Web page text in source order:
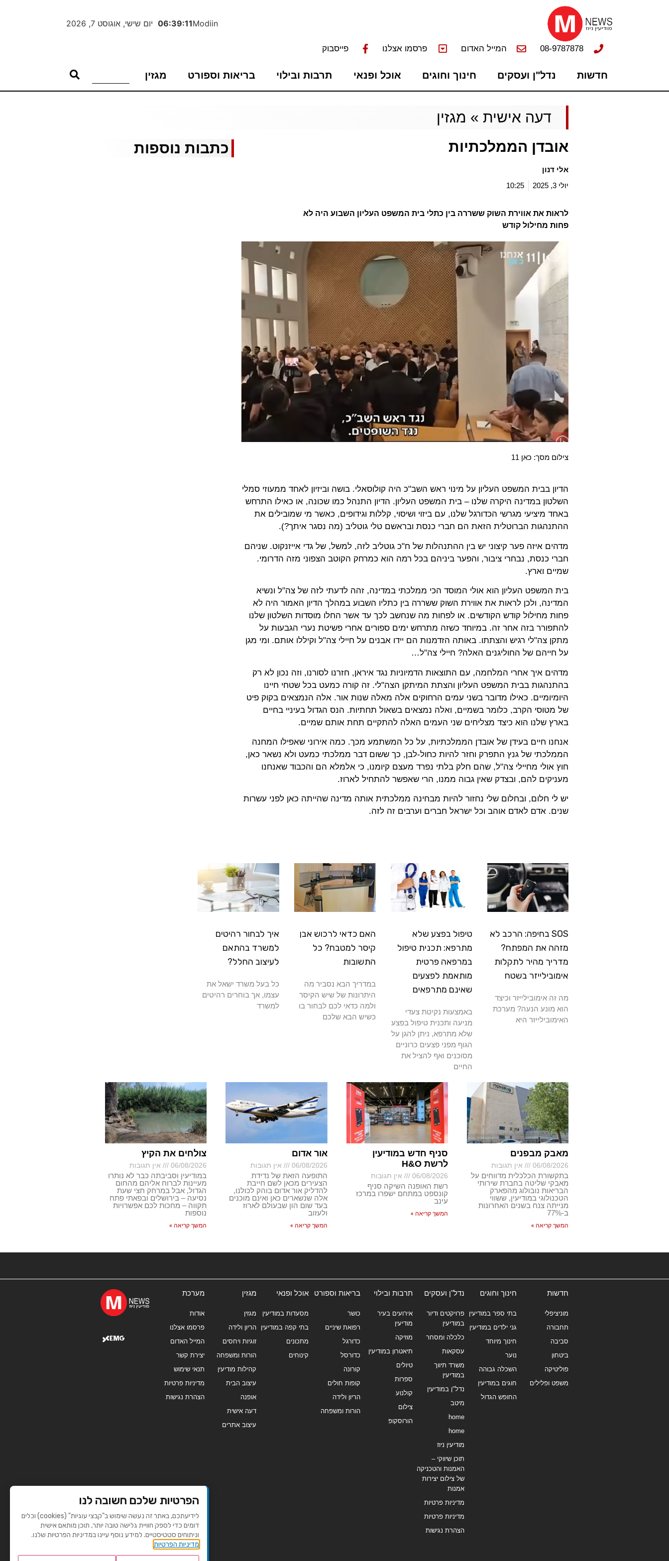
Modiin
06:39:12 יום שישי, אוגוסט 7, 2026
08-9787878 המייל האדום פרסמו אצלנו פייסבוק
חדשות נדל"ן ועסקים חינוך וחוגים אוכל ופנאי תרבות ובילוי בריאות וספורט מגזין
דעה אישית » מגזין
אובדן הממלכתיות
אלי דנון
יולי 3, 2025
10:25
לראות את אווירת השוק ששררה בין כתלי בית המשפט העליון השבוע היה לא
פחות מחילול קודש
צילום מסך: כאן 11
הדיון בבית המשפט העליון על מינוי ראש השב"כ היה קולוסאלי. בושה וביזיון לאחד ממעוזי סמלי
השלטון במדינה היקרה שלנו – בית המשפט העליון. הדיון התנהל כמו שכונה, או כאילו התרחש
באחד מיציעי מגרשי הכדורגל שלנו, עם ביזוי ושיסוי, קללות וגידופים, כאשר מי שמובילים את
ההתנהגות הברוטלית הזאת הם חברי כנסת ובראשם טלי גוטליב (מה נסגר איתך?).
מדהים איזה פער קיצוני יש בין ההתנהלות של ח"כ גוטליב לזה, למשל, של גדי אייזנקוט. שניהם
חברי כנסת, נבחרי ציבור, והפער ביניהם בכל רמה הוא כמרחק הקוטב הצפוני מזה הדרומי.
שמיים וארץ.
בית המשפט העליון הוא אולי המוסד הכי ממלכתי במדינה, זהה לדעתי לזה של צה"ל ונשיא
המדינה, ולכן לראות את אווירת השוק ששררה בין כתליו השבוע במהלך הדיון האמור היה לא
פחות מחילול קודש הקודשים. או לפחות מה שנחשב לכך עד אשר החלו מוסדות השלטון שלנו
להתפורר בזה אחר זה. במיוחד כשזה מתרחש ימים ספורים אחרי פשיטת נערי הגבעות על
מתקן צה"לי רגיש והצתתו. באותה הזדמנות הם יידו אבנים על חיילי צה"ל וקיללו אותם. ומי מגן
על חייהם של החוליגנים האלה? חיילי צה"ל…
מדהים איך אחרי המלחמה, עם התוצאות הדמיוניות נגד איראן, חזרנו לסורנו, וזה נכון לא רק
בהתנהגות בבית המשפט העליון והצתת המיתקן הצה"לי. זה קורה כמעט בכל שטחי חיינו
היומיומיים. כאילו מדובר בשני עמים הרחוקים אלה מאלה שנות אור. אלה הנמצאים בקוק פיט
של מטוסי הקרב, כלומר בשמיים, ואלה נמצאים בשאול תחתיות. הנס הגדול בעיניי בחיים
בארץ שלנו הוא כיצד מצליחים שני העמים האלה להתקיים תחת אותם שמיים.
אנחנו חיים בעידן של אובדן הממלכתיות, על כל המשתמע מכך. כמה אירוני שאפילו המחנה
הממלכתי של גנץ התפרק וחזר להיות כחול-לבן, כך ששום דבר ממלכתי כמעט ולא נשאר כאן,
חוץ אולי מחיילי צה"ל, שהם חלק בלתי נפרד מעצם קיומנו, כי אלמלא הם והכבוד שאנחנו
מעניקים להם, ובצדק שאין גבוה ממנו, הרי שאפשר להתחיל לארוז.
יש לי חלום, ובחלום שלי נחזור להיות מבחינה ממלכתית אותה מדינה שהייתה כאן לפני עשרות
שנים. אדם לאדם אוהב וכל ישראל חברים וערבים זה לזה.
כתבות נוספות
SOS בחיפה: הרכב לא
מזהה את המפתח?
מדריך מהיר לתקלות
אימובילייזר בשטח
מה זה אימובילייזר וכיצד
הוא מונע הנעה? מערכת
האימובילייזר היא
טיפול בפצע שלא
מתרפא: תכנית טיפול
במרפאה פרטית
מותאמת לפצעים
שאינם מתרפאים
באמצעות נקיטת צעדי
מניעה ותכנית טיפול בפצע
שלא מתרפא, ניתן להגן על
הגוף מפני פצעים כרוניים
מסוכנים ואף להציל את
החיים
האם כדאי לרכוש אבן
קיסר למטבח? כל
התשובות
במדריך הבא נסביר מה
היתרונות של שיש הקיסר
ולמה כדאי לכם לבחור בו
כשיש הבא שלכם
איך לבחור רהיטים
למשרד בהתאם
לעיצוב החלל?
כל בעל משרד ישאל את
עצמו, אך בוחרים רהיטים
למשרד
מאבק מבפנים
06/08/2026 אין תגובות
בתקשורת הכלכלית מדווחים על
מאבקי שליטה בחברת שירותי
הבריאות נובולוג מהפארק
הטכנולוגי במודיעין, ששווי
מנייתה צנח בשנים האחרונות
ב-77%
המשך קריאה »
סניף חדש במודיעין
לרשת H&O
06/08/2026 אין תגובות
רשת האופנה השיקה סניף
קונספט במתחם ישפרו במרכז
עינב
המשך קריאה »
אור אדום
06/08/2026 אין תגובות
התופעה הזאת של נדידת
הצעירים מכאן לשם חייבת
להדליק אור אדום בוהק לכולנו,
אלה שנשארים כאן ואינם מוכנים
בעד שום הון שבעולם לארוז
ולעזוב
המשך קריאה »
צולחים את הקיץ
06/08/2026 אין תגובות
במודיעין וסביבתה כבר לא נותרו
מעיינות לברוח אליהם מהחום
הגדול, אבל במרחק חצי שעת
נסיעה – בירושלים ובפאתי פתח
תקווה – מחכות לכם אפשרויות
נוספות
המשך קריאה »
חדשות
מוניציפלי
תחבורה
סביבה
ביטחון
פוליטיקה
משפט ופלילים
חינוך וחוגים
בתי ספר במודיעין
גני ילדים במודיעין
חינוך מיוחד
נוער
השכלה גבוהה
חוגים במודיעין
החופש הגדול
נדל"ן ועסקים
פרויקטים ודיור
במודיעין
כלכלה ומסחר
עסקאות
משרד תיווך
במודיעין
נדל"ן במודיעין
מיטב
home
home
מודיעין ניוז
תוכן שיווקי –
האמנות והטכניקה
של צילום יצירות
אמנות
מדיניות פרטיות
מדיניות פרטיות
הצהרת נגישות
תרבות ובילוי
אירועים בעיר
מודיעין
מוזיקה
תיאטרון במודיעין
טיולים
ספרות
קולנוע
צילום
הורוסקופ
בריאות וספורט
כושר
רפואת שיניים
כדורגל
כדורסל
קורונה
קופות חולים
הריון ולידה
הורות ומשפחה
אוכל ופנאי
מסעדות במודיעין
בתי קפה במודיעין
מתכונים
קינוחים
מגזין
מגזין
הריון ולידה
זוגיות ויחסים
הורות ומשפחה
קהילות מודיעין
עיצוב הבית
אופנה
דעה אישית
עיצוב אתרים
מערכת
אודות
פרסמו אצלנו
המייל האדום
יצירת קשר
תנאי שימוש
מדיניות פרטיות
הצהרת נגישות
הפרטיות שלכם חשובה לנו
לידיעתכם, באתר זה נעשה שימוש ב"קבצי עוגיות" (cookies) וכלים
דומים כדי לספק חוויית גלישה טובה יותר, תוכן מותאם אישית
וניתוחים סטטיסטיים. למידע נוסף עיינו במדיניות הפרטיות שלנו.
מדיניות הפרטיות